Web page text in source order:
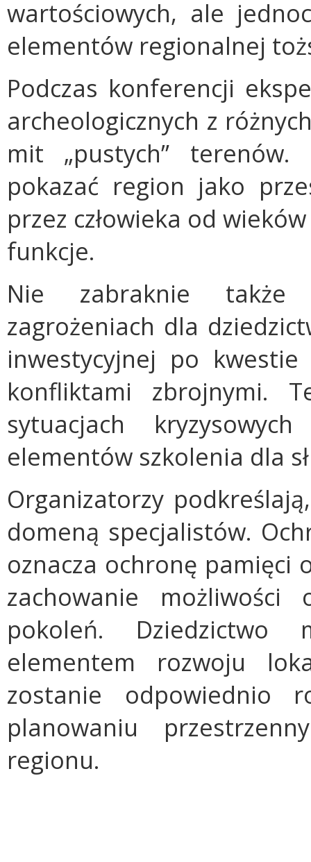
wartościowych, ale
elementów regionalnej
Podczas konferencji
archeologicznych z
mit „pustych” terenów.
pokazać region jako
przez człowieka od
funkcje.
Nie zabraknie także
zagrożeniach dla
inwestycyjnej po
konfliktami zbrojnymi.
sytuacjach
elementów szkolenia dla
Organizatorzy
domeną specjalistów.
oznacza ochronę pamięci
zachowanie możliwości
pokoleń. Dziedzictwo
elementem rozwoju
zostanie odpowiednio
planowaniu
regionu.